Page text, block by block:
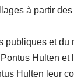
à partir
et
Hulten
Hulten leur